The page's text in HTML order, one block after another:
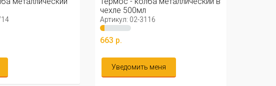
чехле 500мл
Артикул: 02-3116
663 р.
Уведомить меня